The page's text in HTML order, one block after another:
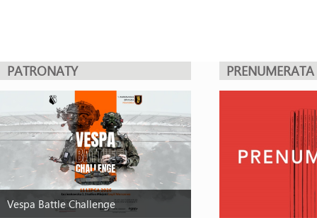
PATRONATY
Vespa Battle Challenge
PRENUMERATA